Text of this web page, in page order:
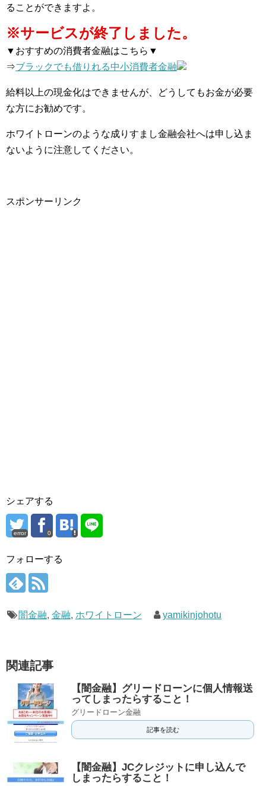
ることができますよ。
※サービスが終了しました。
▼おすすめの消費者金融はこちら▼
⇒ブラックでも借りれる中小消費者金融
給料以上の現金化はできませんが、どうしてもお金が必要
な方にお勧めです。
ホワイトローンのような成りすまし金融会社へは申し込ま
ないように注意してください。
スポンサーリンク
シェアする
error 0
フォローする
闇金融, 金融, ホワイトローン yamikinjohotu
関連記事
【闇金融】グリードローンに個人情報送
ってしまったらすること！
グリードローン金融
記事を読む
【闇金融】JCクレジットに申し込んで
しまったらすること！